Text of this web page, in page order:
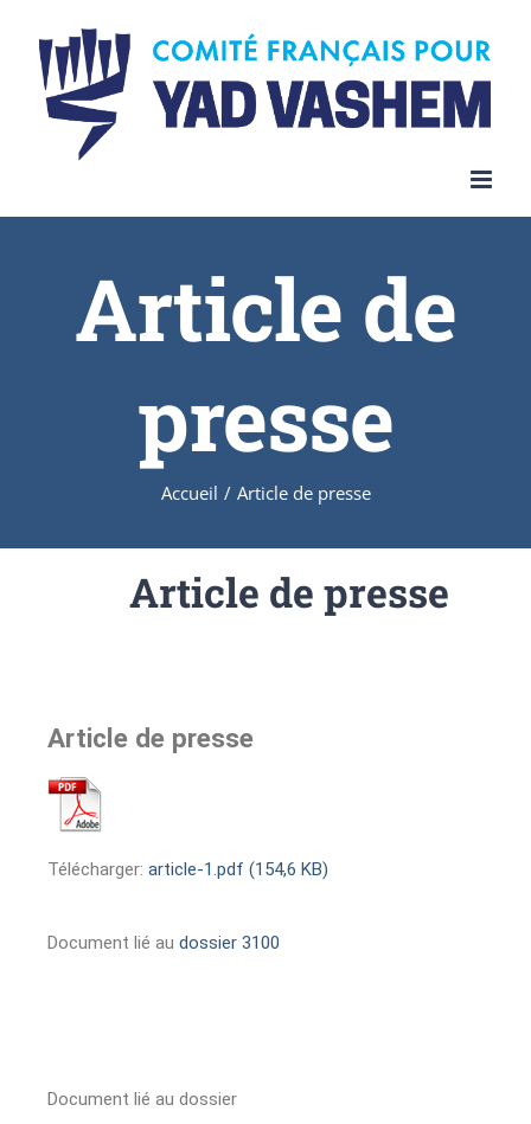
Article de
presse
Accueil / Article de presse
Article de presse
Article de presse
Télécharger: article-1.pdf (154,6 KB)
Document lié au dossier 3100
Document lié au dossier